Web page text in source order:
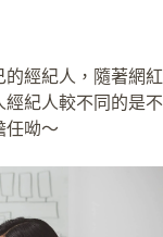
的經紀人，隨著網紅
紀人較不同的是不
任呦～